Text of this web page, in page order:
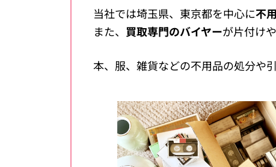
当社では埼玉県、東京都を中心に不
また、 買取専門のバイヤーが片付け
本、服、雑貨などの不用品の処分や